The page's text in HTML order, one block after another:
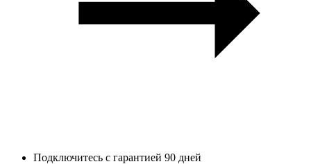
Подключитесь с гарантией 90 дней